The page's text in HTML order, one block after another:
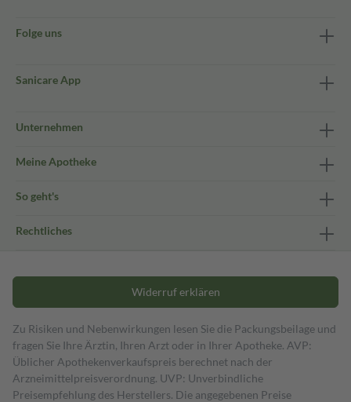
Folge uns
Sanicare App
Unternehmen
Meine Apotheke
So geht's
Rechtliches
Widerruf erklären
Zu Risiken und Nebenwirkungen lesen Sie die Packungsbeilage und
fragen Sie Ihre Ärztin, Ihren Arzt oder in Ihrer Apotheke. AVP:
Üblicher Apothekenverkaufspreis berechnet nach der
Arzneimittelpreisverordnung. UVP: Unverbindliche
Preisempfehlung des Herstellers. Die angegebenen Preise